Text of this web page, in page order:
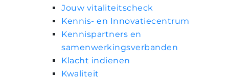
Jouw vitaliteitscheck
Kennis- en Innovatiecentrum
Kennispartners en
samenwerkingsverbanden
Klacht indienen
Kwaliteit